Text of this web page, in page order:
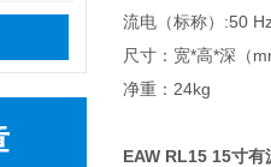
流电（标称）:50
尺寸：宽*高*深（
净重：24kg
EAW RL15 15寸有